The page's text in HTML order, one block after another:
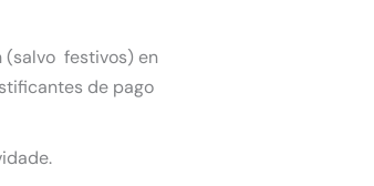
(salvo festivos) en
de pago